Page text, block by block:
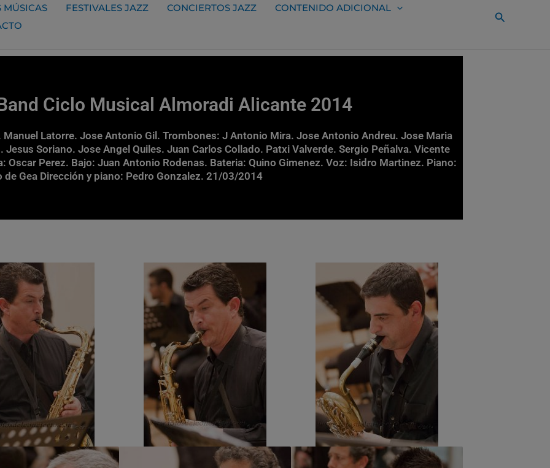
MÚSICAS FESTIVALES JAZZ CONCIERTOS JAZZ
CONTENIDO ADICIONAL
Buscar
Ciclo Musical Almoradi Alicante 2014
Latorre. Jose Antonio Gil. Trombones: J Antonio Mira. Jose Antonio Andreu. Jose Maria
Jesus Soriano. Jose Angel Quiles. Juan Carlos Collado. Patxi Valverde. Sergio Peñalva. Vicente
Oscar Perez. Bajo: Juan Antonio Rodenas. Bateria: Quino Gimenez. Voz: Isidro Martinez. Piano:
de Gea Dirección y piano: Pedro Gonzalez. 21/03/2014